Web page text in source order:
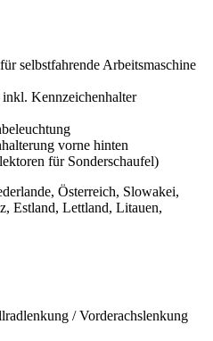
selbstfahrende Arbeitsmaschine
Kennzeichenhalter
vorne hinten
für Sonderschaufel)
Österreich, Slowakei,
Estland, Lettland, Litauen,
/ Vorderachslenkung